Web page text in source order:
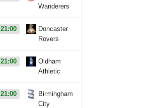
Wanderers
21:00
Doncaster
Rovers
21:00
Oldham
Athletic
21:00
Birmingham
City